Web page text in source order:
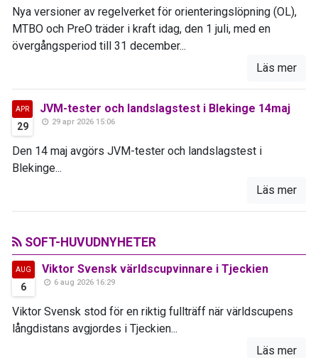
Nya versioner av regelverket för orienteringslöpning (OL),
MTBO och PreO träder i kraft idag, den 1 juli, med en
övergångsperiod till 31 december...
Läs mer
APR
29
JVM-tester och landslagstest i Blekinge 14maj
29 apr 2026 15:06
Den 14 maj avgörs JVM-tester och landslagstest i
Blekinge...
Läs mer
SOFT-HUVUDNYHETER
AUG
6
Viktor Svensk världscupvinnare i Tjeckien
6 aug 2026 16:29
Viktor Svensk stod för en riktig fullträff när världscupens
långdistans avgjordes i Tjeckien...
Läs mer